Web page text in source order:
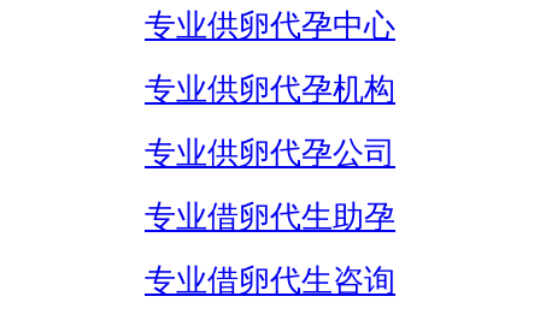
专业供卵代孕中心
专业供卵代孕机构
专业供卵代孕公司
专业借卵代生助孕
专业借卵代生咨询